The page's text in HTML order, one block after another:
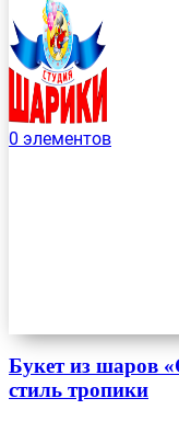
0 элементов
Букет из шаров
стиль тропики